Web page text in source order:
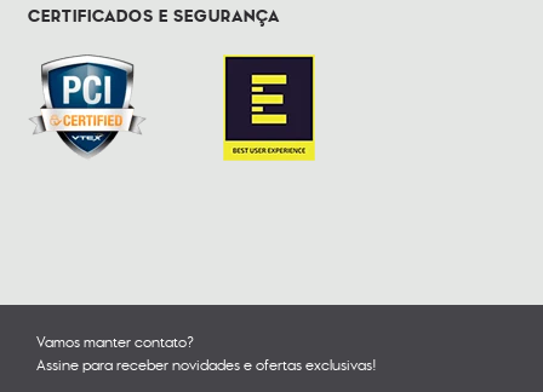
CERTIFICADOS E SEGURANÇA
Vamos manter contato?
Assine para receber novidades e ofertas exclusivas!